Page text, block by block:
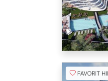
FAVORIT